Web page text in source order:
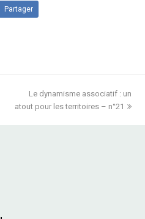
Partager
next
post:
Le dynamisme associatif : un
atout pour les territoires – n°21